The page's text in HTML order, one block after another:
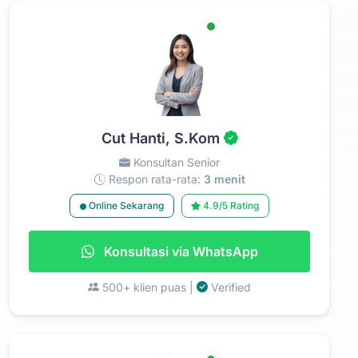
Cut Hanti, S.Kom
Konsultan Senior
Respon rata-rata: 3 menit
Online Sekarang 4.9/5 Rating
Konsultasi via WhatsApp
500+ klien puas | Verified